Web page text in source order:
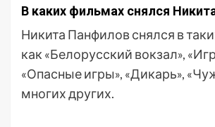
В каких фильмах снялся
Никита Панфилов снялся в
как «Белорусский вокзал»,
«Опасные игры», «Дикарь»,
многих других.